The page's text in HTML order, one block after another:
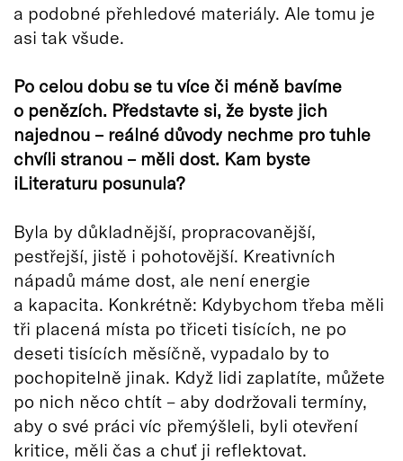
a podobné přehledové materiály. Ale tomu je
asi tak všude.
Po celou dobu se tu více či méně bavíme
o penězích. Představte si, že byste jich
najednou – reálné důvody nechme pro tuhle
chvíli stranou – měli dost. Kam byste
iLiteraturu posunula?
Byla by důkladnější, propracovanější,
pestřejší, jistě i pohotovější. Kreativních
nápadů máme dost, ale není energie
a kapacita. Konkrétně: Kdybychom třeba měli
tři placená místa po třiceti tisících, ne po
deseti tisících měsíčně, vypadalo by to
pochopitelně jinak. Když lidi zaplatíte, můžete
po nich něco chtít – aby dodržovali termíny,
aby o své práci víc přemýšleli, byli otevření
kritice, měli čas a chuť ji reflektovat.